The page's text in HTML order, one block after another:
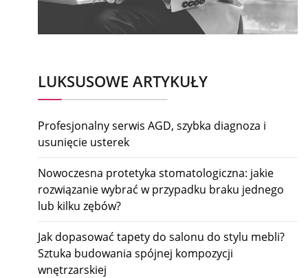
LUKSUSOWE ARTYKUŁY
Profesjonalny serwis AGD, szybka diagnoza i
usunięcie usterek
Nowoczesna protetyka stomatologiczna: jakie
rozwiązanie wybrać w przypadku braku jednego
lub kilku zębów?
Jak dopasować tapety do salonu do stylu mebli?
Sztuka budowania spójnej kompozycji
wnętrzarskiej